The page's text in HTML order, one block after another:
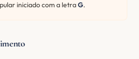
iniciado com a letraG.